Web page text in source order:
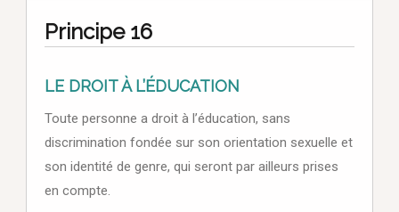
Principe 16
LE DROIT À L’ÉDUCATION
Toute personne a droit à l’éducation, sans
discrimination fondée sur son orientation sexuelle et
son identité de genre, qui seront par ailleurs prises
en compte.